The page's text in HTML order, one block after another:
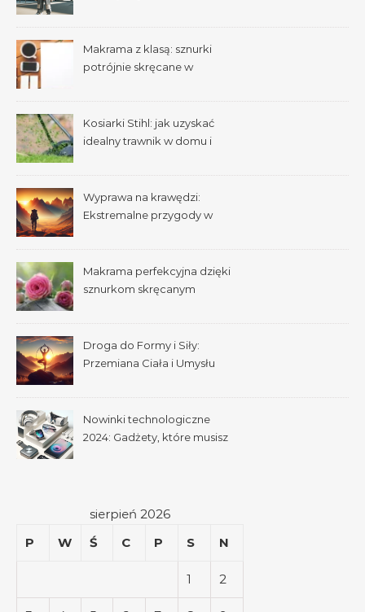
Makrama z klasą: sznurki
potrójnie skręcane w
Kosiarki Stihl: jak uzyskać
idealny trawnik w domu i
Wyprawa na krawędzi:
Ekstremalne przygody w
Makrama perfekcyjna dzięki
sznurkom skręcanym
Droga do Formy i Siły:
Przemiana Ciała i Umysłu
Nowinki technologiczne
2024: Gadżety, które musisz
sierpień 2026
P
W Ś C P S N
1 2